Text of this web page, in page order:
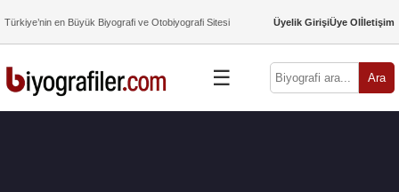
Türkiye’nin en Büyük Biyografi ve Otobiyografi Sitesi Üyelik GirişiÜye Olİletişim
☰ Ara